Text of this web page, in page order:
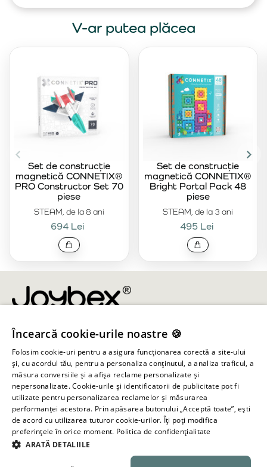
V-ar putea plăcea
STEAM, de la 8 ani
Set de construcție
magnetică CONNETIX®
PRO Constructor Set 70
piese
694 Lei
STEAM, de la 3 ani
Set de construcție
magnetică CONNETIX®
Bright Portal Pack 48
piese
495 Lei
info@joybex.ro
Linkuri utile
Cont
Informații despre magazin
Încearcă cookie-urile noastre 🍪
Folosim cookie-uri pentru a asigura funcționarea corectă a site-ului
și, cu acordul tău, pentru a personaliza conținutul, a analiza traficul, a
măsura conversiile și a afișa reclame personalizate și
nepersonalizate. Cookie-urile și identificatorii de publicitate pot fi
utilizate pentru personalizarea reclamelor și măsurarea
performanței acestora. Prin apăsarea butonului „Acceptă toate”, ești
de acord cu utilizarea tuturor cookie-urilor. Îți poți modifica
preferințele în orice moment. Politica de confidențialitate
ARATĂ DETALIILE